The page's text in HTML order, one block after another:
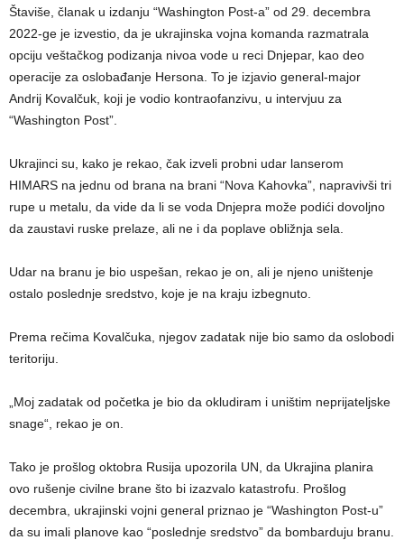
Štaviše, članak u izdanju “Washington Post-a” od 29. decembra
2022-ge je izvestio, da je ukrajinska vojna komanda razmatrala
opciju veštačkog podizanja nivoa vode u reci Dnjepar, kao deo
operacije za oslobađanje Hersona. To je izjavio general-major
Andrij Kovalčuk, koji je vodio kontraofanzivu, u intervjuu za
“Washington Post”.
Ukrajinci su, kako je rekao, čak izveli probni udar lanserom
HIMARS na jednu od brana na brani “Nova Kahovka”, napravivši tri
rupe u metalu, da vide da li se voda Dnjepra može podići dovoljno
da zaustavi ruske prelaze, ali ne i da poplave obližnja sela.
Udar na branu je bio uspešan, rekao je on, ali je njeno uništenje
ostalo poslednje sredstvo, koje je na kraju izbegnuto.
Prema rečima Kovalčuka, njegov zadatak nije bio samo da oslobodi
teritoriju.
„Moj zadatak od početka je bio da okludiram i uništim neprijateljske
snage“, rekao je on.
Tako je prošlog oktobra Rusija upozorila UN, da Ukrajina planira
ovo rušenje civilne brane što bi izazvalo katastrofu. Prošlog
decembra, ukrajinski vojni general priznao je “Washington Post-u”
da su imali planove kao “poslednje sredstvo” da bombarduju branu.